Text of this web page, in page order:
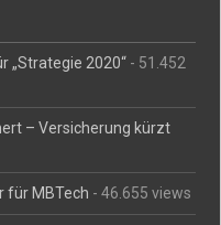
„Strategie 2020“ - 51.452
– Versicherung kürzt
für MBTech - 46.655 views